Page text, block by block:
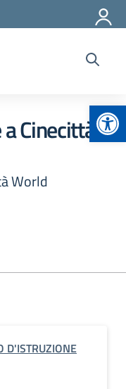
Cinecittà
World
D'ISTRUZIONE